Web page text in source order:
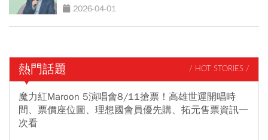
2026-04-01
熱門話題 / HOT STORIES /
魔力紅Maroon 5演唱會8/11搶票！高雄世運開唱時
間、票價座位圖、理想國會員優先購、拓元售票資訊一
次看